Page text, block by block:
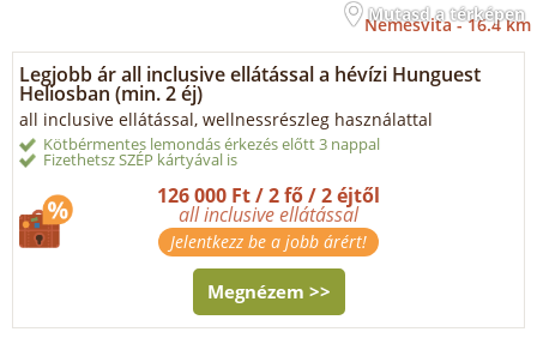
Mutasd a térképen
Nemesvita -16.4 km
Legjobb ár all inclusive ellátással a hévízi Hunguest
Heliosban (min. 2 éj)
all inclusive ellátással, wellnessrészleg használattal
Kötbérmentes lemondás érkezés előtt 3 nappal
Fizethetsz SZÉP kártyával is
126 000 Ft / 2 fő / 2 éjtől
all inclusive ellátással
Jelentkezz be a jobb árért!
Megnézem >>